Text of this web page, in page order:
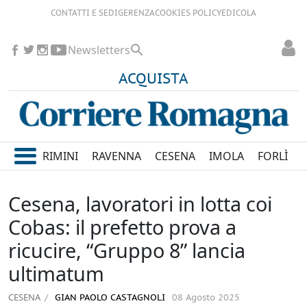
CONTATTI E SEDIGERENZACOOKIES POLICYEDICOLA
ACQUISTA
Newsletters
RIMINI RAVENNA CESENA IMOLA FORLÌ
Cesena, lavoratori in lotta coi
Cobas: il prefetto prova a
ricucire, “Gruppo 8” lancia
ultimatum
CESENA GIAN PAOLO CASTAGNOLI 08 Agosto 2025